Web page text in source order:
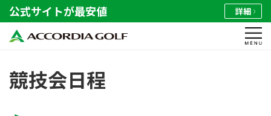
公式サイトが最安値 詳細
競技会日程